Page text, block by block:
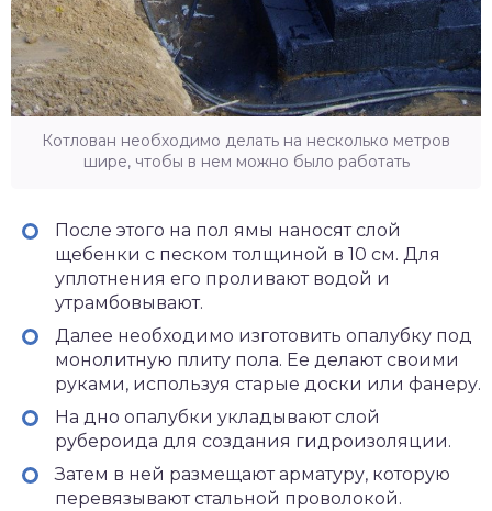
Котлован необходимо делать на несколько метров
шире, чтобы в нем можно было работать
После этого на пол ямы наносят слой
щебенки с песком толщиной в 10 см. Для
уплотнения его проливают водой и
утрамбовывают.
Далее необходимо изготовить опалубку под
монолитную плиту пола. Ее делают своими
руками, используя старые доски или фанеру.
На дно опалубки укладывают слой
рубероида для создания гидроизоляции.
Затем в ней размещают арматуру, которую
перевязывают стальной проволокой.